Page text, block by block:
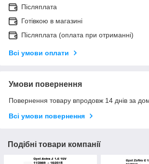
Післяплата
Готівкою в магазині
Післяплата (оплата при отриманні)
Всі умови оплати
Умови повернення
Повернення товару впродовж 14 днів за
Всі умови повернення
Подібні товари компанії